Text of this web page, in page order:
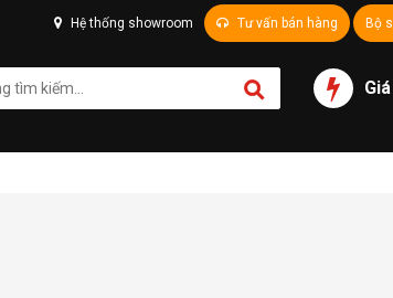
Hệ thống showroom Tư vấn bán hàng Bộ